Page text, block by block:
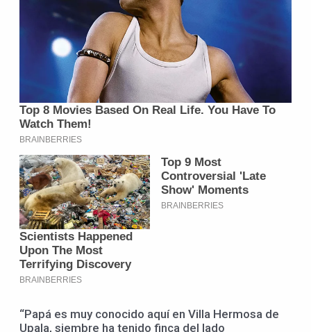
“Papá es muy conocido aquí en Villa Hermosa de
Upala, siembre ha tenido finca del lado